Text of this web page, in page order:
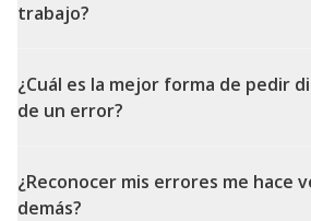
trabajo?
¿Cuál es la mejor forma de pedir
de un error?
¿Reconocer mis errores me hace
demás?